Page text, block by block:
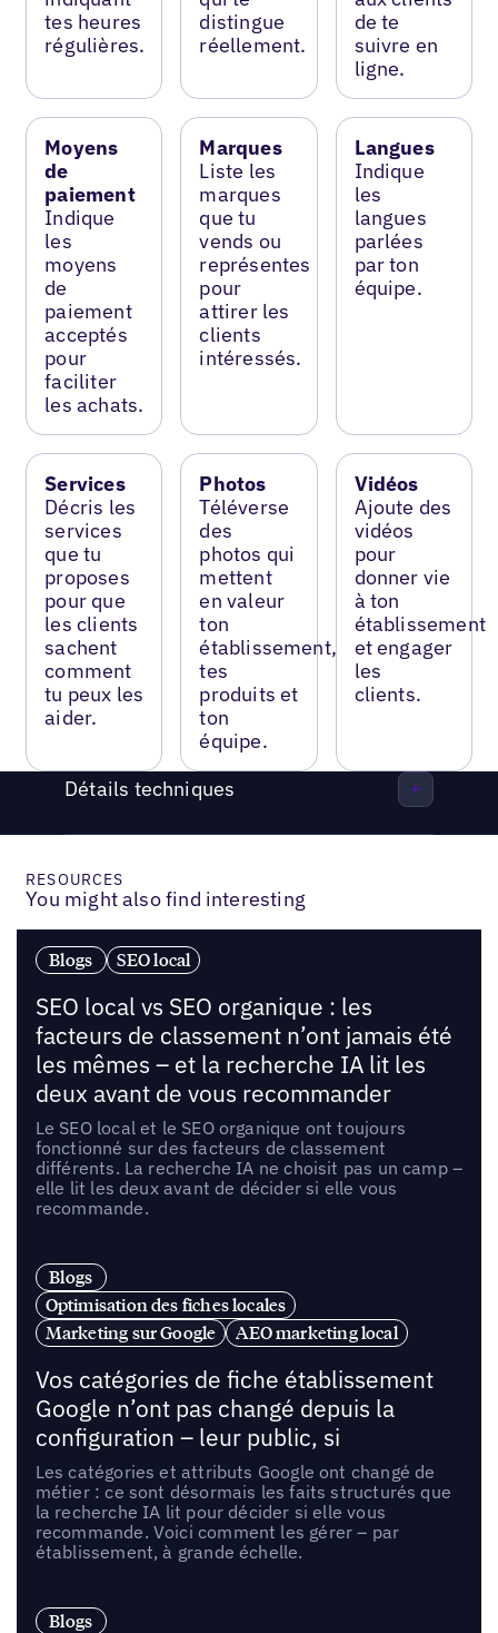
tes heures
régulières.
distingue
réellement.
de te
suivre en
ligne.
Moyens
de
paiement
Indique
les
moyens
de
paiement
acceptés
pour
faciliter
les achats.
Marques
Liste les
marques
que tu
vends ou
représentes
pour
attirer les
clients
intéressés.
Langues
Indique
les
langues
parlées
par ton
équipe.
Services
Décris les
services
que tu
proposes
pour que
les clients
sachent
comment
tu peux les
aider.
Photos
Téléverse
des
photos qui
mettent
en valeur
ton
établissement,
tes
produits et
ton
équipe.
Vidéos
Ajoute des
vidéos
pour
donner vie
à ton
établissement
et engager
les
clients.
Détails techniques
RESOURCES
You might also find interesting
Blogs SEO local
SEO local vs SEO organique : les
facteurs de classement n’ont jamais été
les mêmes – et la recherche IA lit les
deux avant de vous recommander
Le SEO local et le SEO organique ont toujours
fonctionné sur des facteurs de classement
différents. La recherche IA ne choisit pas un camp –
elle lit les deux avant de décider si elle vous
recommande.
Blogs
Optimisation des fiches locales
Marketing sur Google
AEO marketing local
Vos catégories de fiche établissement
Google n’ont pas changé depuis la
configuration – leur public, si
Les catégories et attributs Google ont changé de
métier : ce sont désormais les faits structurés que
la recherche IA lit pour décider si elle vous
recommande. Voici comment les gérer – par
établissement, à grande échelle.
Blogs